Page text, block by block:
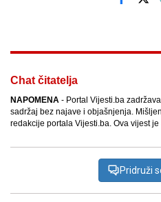
Chat čitatelja
NAPOMENA - Portal Vijesti.ba
sadržaj bez najave i objašnjenja.
redakcije portala Vijesti.ba. Ova vijest
Pridruži